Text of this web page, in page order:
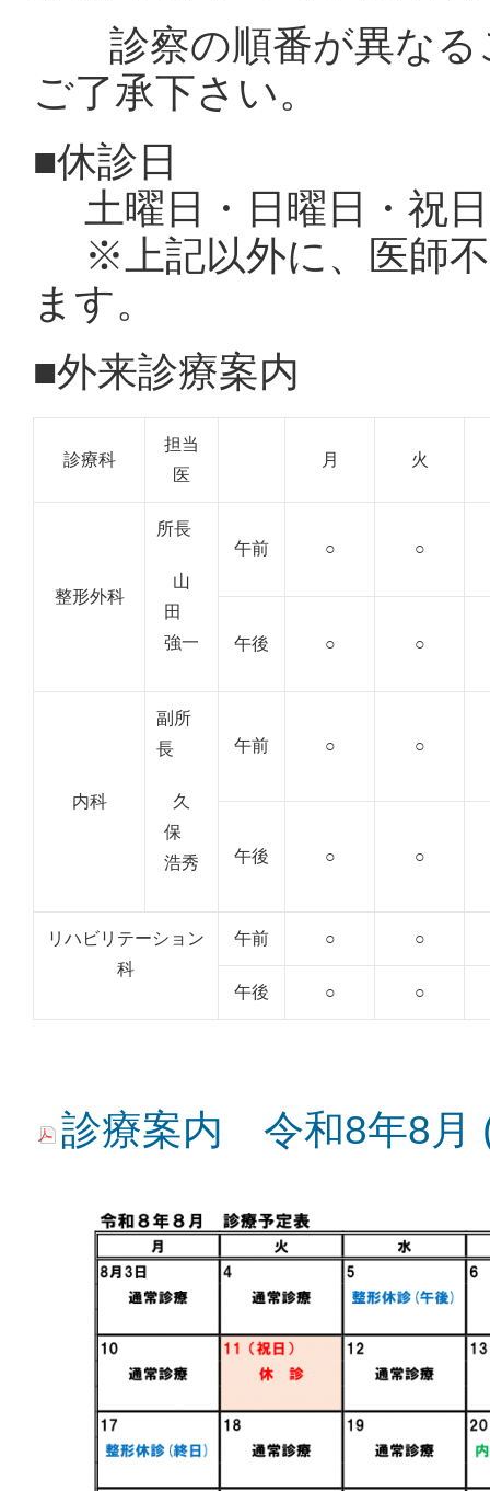
診察の順番が異なる
ご了承下さい。
■休診日
土曜日・日曜日・祝
※上記以外に、医師不
ます。
■外来診療案内
診療科
担当
医
月 火
整形外科
所長
山
田
強一
午前 ○ ○
午後 ○ ○
内科
副所
長
久
保
浩秀
午前 ○ ○
午後 ○ ○
リハビリテーション
科
午前 ○ ○
午後 ○ ○
診療案内 令和8年8月